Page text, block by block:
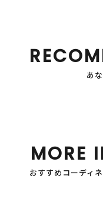
あ
MORE
おすすめコーディ